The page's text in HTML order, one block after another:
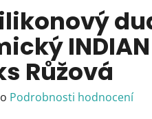
INDIAN
Růžová
Podrobnosti hodnocení